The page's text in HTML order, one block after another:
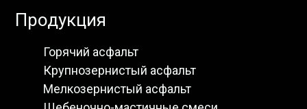
Продукция
Горячий асфальт
Крупнозернистый асфальт
Мелкозернистый асфальт